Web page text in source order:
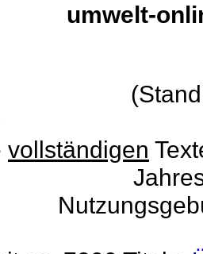
umwelt-
vollständigen